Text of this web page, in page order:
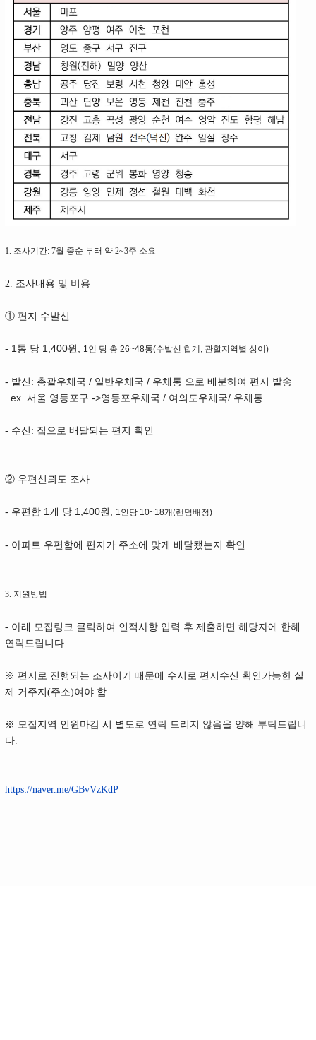
1. 조사기간: 7월 중순 부터 약 2~3주 소요
2. 조사내용 및 비용
① 편지 수발신
- 1통 당 1,400원, 1인 당 총 26~48통(수발신 합계, 관할지역별 상이)
- 발신: 총괄우체국 / 일반우체국 / 우체통 으로 배분하여 편지 발송
ex. 서울 영등포구 ->영등포우체국 / 여의도우체국/ 우체통
- 수신: 집으로 배달되는 편지 확인
② 우편신뢰도 조사
- 우편함 1개 당 1,400원, 1인당 10~18개(랜덤배정)
- 아파트 우편함에 편지가 주소에 맞게 배달됐는지 확인
3. 지원방법
- 아래 모집링크 클릭하여 인적사항 입력 후 제출하면 해당자에 한해
연락드립니다.
※ 편지로 진행되는 조사이기 때문에 수시로 편지수신 확인가능한 실
제 거주지(주소)여야 함
※ 모집지역 인원마감 시 별도로 연락 드리지 않음을 양해 부탁드립니
다.
https://naver.me/GBvVzKdP